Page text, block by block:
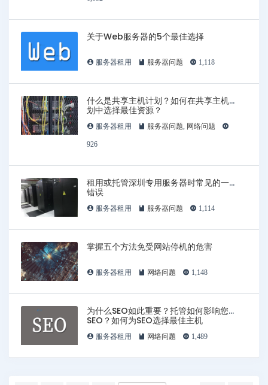
关于Web服务器的5个最佳选择
服务器租用 服务器问题 1,118
什么是共享主机计划？如何在共享主机计
划中选择最佳资源？
服务器租用 服务器问题, 网络问题
926
租用或托管深圳专用服务器时常见的一些
错误
服务器租用 服务器问题 1,114
掌握五个方法免受网站停机的危害
服务器租用 网络问题 1,148
为什么SEO如此重要？托管如何影响您的
SEO？如何为SEO选择最佳主机
服务器租用 网络问题 1,489